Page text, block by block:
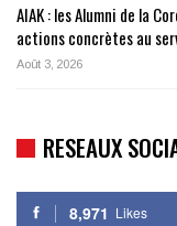
AIAK : les Alumni de la
actions concrètes au
Août 3, 2026
RESEAUX
8,971 Likes